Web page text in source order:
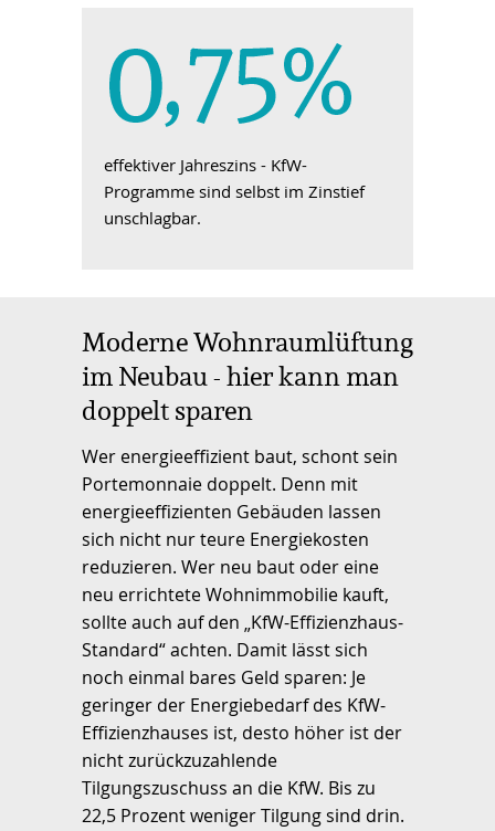
effektiver Jahreszins - KfW-
Programme sind selbst im Zinstief
unschlagbar.
Moderne Wohnraumlüftung
im Neubau - hier kann man
doppelt sparen
Wer energieeffizient baut, schont sein
Portemonnaie doppelt. Denn mit
energieeffizienten Gebäuden lassen
sich nicht nur teure Energiekosten
reduzieren. Wer neu baut oder eine
neu errichtete Wohnimmobilie kauft,
sollte auch auf den „KfW-Effizienzhaus-
Standard“ achten. Damit lässt sich
noch einmal bares Geld sparen: Je
geringer der Energiebedarf des KfW-
Effizienzhauses ist, desto höher ist der
nicht zurückzuzahlende
Tilgungszuschuss an die KfW. Bis zu
22,5 Prozent weniger Tilgung sind drin.